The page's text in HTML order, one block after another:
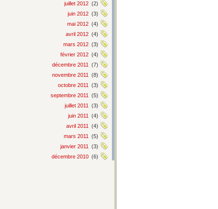
juillet 2012 (2)
juin 2012 (3)
mai 2012 (4)
avril 2012 (4)
mars 2012 (3)
février 2012 (4)
décembre 2011
(7)
novembre 2011
(8)
octobre 2011
(3)
septembre 2011
(5)
juillet 2011
(3)
juin 2011
(4)
avril 2011
(4)
mars 2011
(5)
janvier 2011
(3)
décembre 2010 (6)